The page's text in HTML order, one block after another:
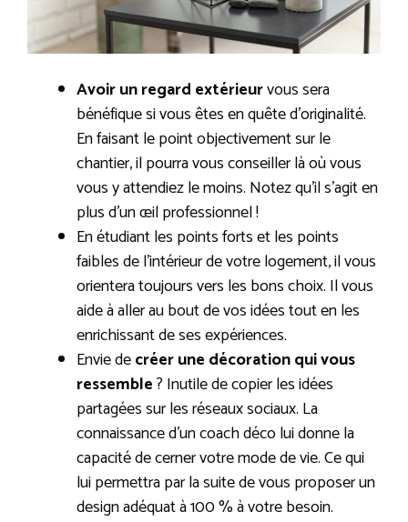
Avoir un regard extérieurvous sera
bénéfique si vous êtes en quête d’originalité.
En faisant le point objectivement sur le
chantier, il pourra vous conseiller là où vous
vous y attendiez le moins. Notez qu’il s’agit en
plus d’un œil professionnel !
En étudiant les points forts et les points
faibles de l’intérieur de votre logement, il vous
orientera toujours vers les bons choix. Il vous
aide à aller au bout de vos idées tout en les
enrichissant de ses expériences.
Envie decréer une décoration qui vous
ressemble? Inutile de copier les idées
partagées sur les réseaux sociaux. La
connaissance d’un coach déco lui donne la
capacité de cerner votre mode de vie. Ce qui
lui permettra par la suite de vous proposer un
design adéquat à 100 % à votre besoin.